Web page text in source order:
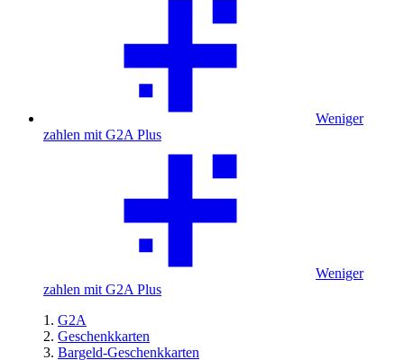
Weniger
zahlen mit G2A Plus
Weniger
zahlen mit G2A Plus
G2A
Geschenkkarten
Bargeld-Geschenkkarten